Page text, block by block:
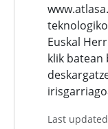
Euskal
klik
Last